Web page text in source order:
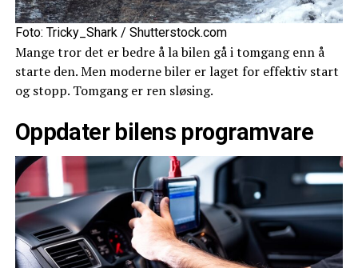
Foto: Tricky_Shark / Shutterstock.com
Mange tror det er bedre å la bilen gå i tomgang enn å
starte den. Men moderne biler er laget for effektiv start
og stopp. Tomgang er ren sløsing.
Oppdater bilens programvare